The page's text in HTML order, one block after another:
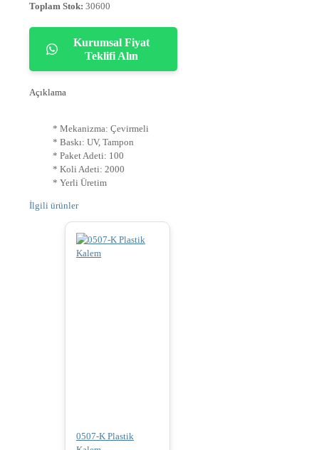
Toplam Stok: 30600
Kurumsal Fiyat
Teklifi Alın
Açıklama
* Mekanizma: Çevirmeli
* Baskı: UV, Tampon
* Paket Adeti: 100
* Koli Adeti: 2000
* Yerli Üretim
İlgili ürünler
0507-K Plastik